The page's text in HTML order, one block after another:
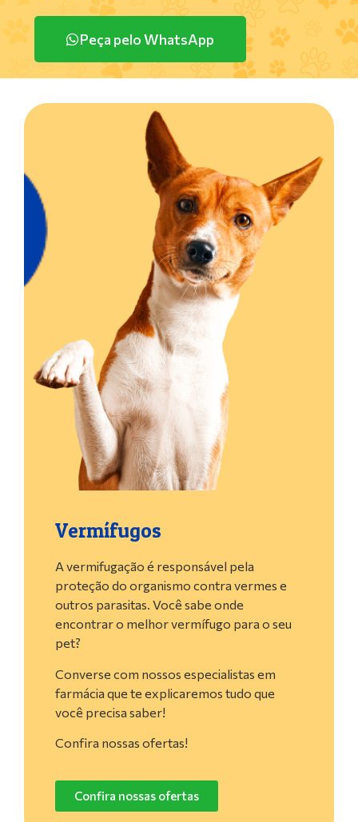
Peça pelo WhatsApp
Vermífugos
A vermifugação é responsável pela
proteção do organismo contra vermes e
outros parasitas. Você sabe onde
encontrar o melhor vermífugo para o seu
pet?
Converse com nossos especialistas em
farmácia que te explicaremos tudo que
você precisa saber!
Confira nossas ofertas!
Confira nossas ofertas